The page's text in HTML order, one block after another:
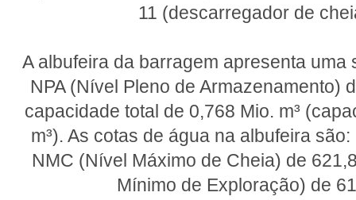
11 (descarregador de
A albufeira da barragem apresenta
NPA (Nível Pleno de Armazenamento)
capacidade total de 0,768 Mio. m³
m³). As cotas de água na albufeira
NMC (Nível Máximo de Cheia) de
Mínimo de Exploração) de